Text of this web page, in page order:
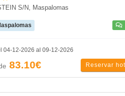
S/N, Maspalomas
04-12-2026 al 09-12-2026
83.10€ Reservar